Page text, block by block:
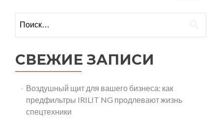
СВЕЖИЕ ЗАПИСИ
Воздушный щит для вашего бизнеса: как
предфильтры IRILIT NG продлевают жизнь
спецтехники